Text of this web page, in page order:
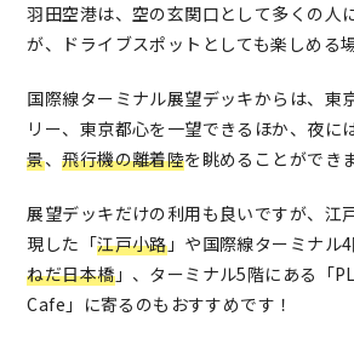
羽田空港は、空の玄関口として多くの人
が、ドライブスポットとしても楽しめる場
国際線ターミナル展望デッキからは、東
リー、東京都心を一望できるほか、夜に
景、飛行機の離着陸を眺めることができま
展望デッキだけの利用も良いですが、江
現した「江戸小路」や国際線ターミナル
ねだ日本橋」、ターミナル5階にある「
Cafe」に寄るのもおすすめです！